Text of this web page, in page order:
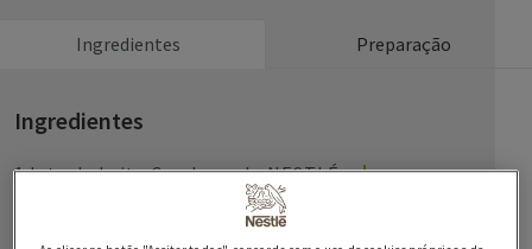
Ingredientes Preparação
Ingredientes
1 lata de Leite Condensado NESTLÉ